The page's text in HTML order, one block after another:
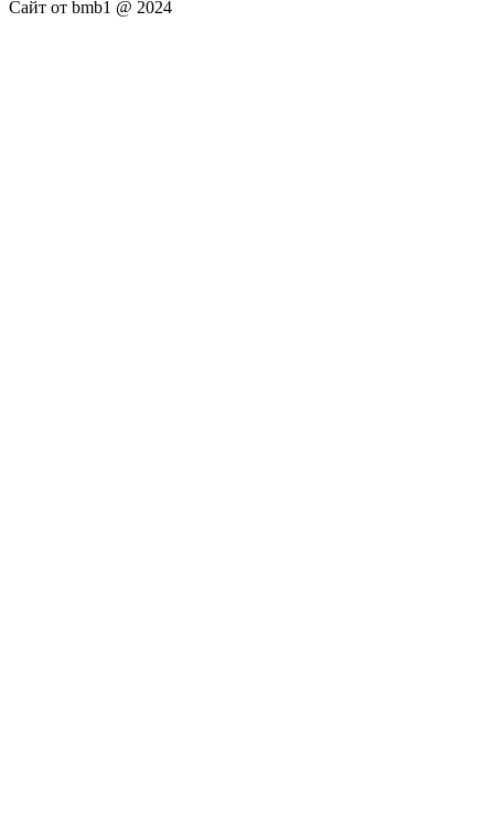
Сайт от bmb1 @ 2024